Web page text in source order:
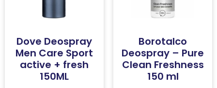
Dove Deospray
Men Care Sport
active + fresh
150ML
Borotalco
Deospray – Pure
Clean Freshness
150 ml